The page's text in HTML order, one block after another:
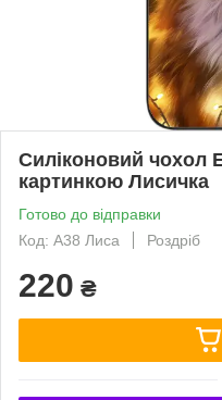
Силіконовий чохол
картинкою Лисичка
Готово до відправки
Код: A38 Лиса
Роздріб
220 ₴